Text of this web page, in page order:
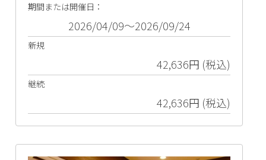
期間または開催日：
2026/04/09～2026/09/24
新規
42,636円 (税込)
継続
42,636円 (税込)